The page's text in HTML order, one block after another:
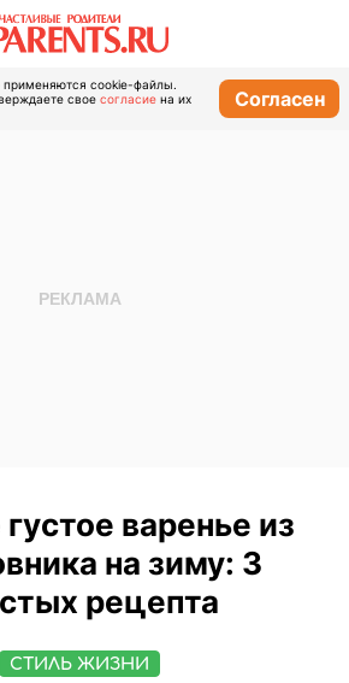
cookie-файлы.
свое согласие на их
Согласен
варенье из
на зиму: 3
рецепта
СТИЛЬ ЖИЗНИ